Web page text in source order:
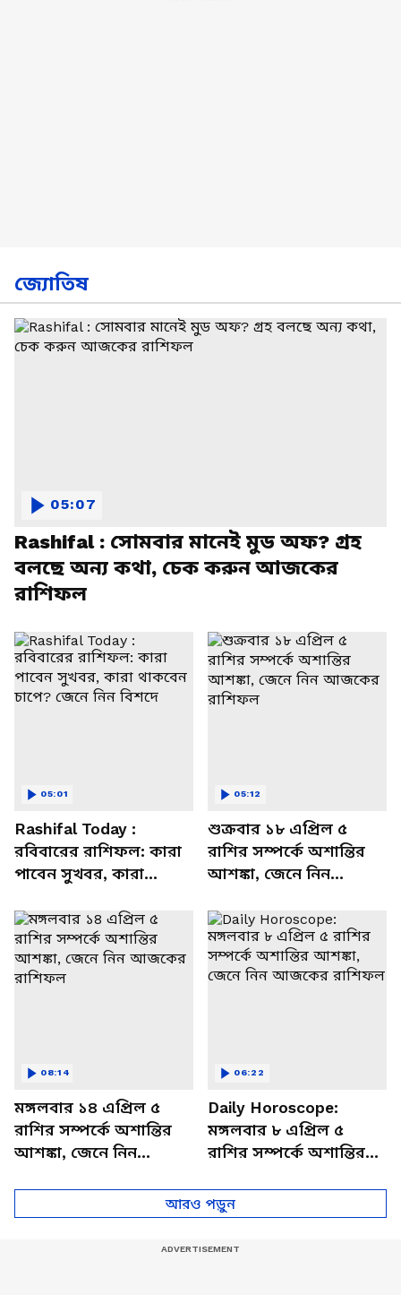
জ্যোতিষ
Rashifal : সোমবার মানেই মুড অফ? গ্রহ
বলছে অন্য কথা, চেক করুন আজকের
রাশিফল
05:07
Rashifal Today :
রবিবারের রাশিফল: কারা
পাবেন সুখবর, কারা
বিশদে
05:01
শুক্রবার ১৮ এপ্রিল ৫
রাশির সম্পর্কে অশান্তির
আশঙ্কা, জেনে নিন
05:12
মঙ্গলবার ১৪ এপ্রিল ৫
রাশির সম্পর্কে অশান্তির
আশঙ্কা, জেনে নিন
08:14
Daily Horoscope:
মঙ্গলবার ৮ এপ্রিল ৫
রাশির সম্পর্কে অশান্তির
আজকের রাশিফল
06:22
আরও পড়ুন